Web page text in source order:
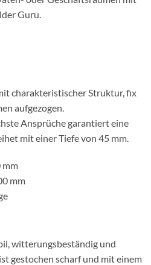
Guru.
charakteristischer Struktur, fix
aufgezogen.
Ansprüche garantiert eine
mit einer Tiefe von 45 mm.
mm
mm
witterungsbeständig und
gestochen scharf und mit einem